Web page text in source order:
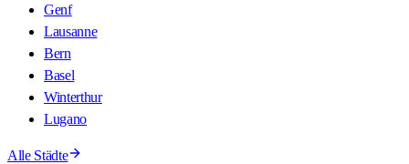
Genf
Lausanne
Bern
Basel
Winterthur
Lugano
Alle Städte